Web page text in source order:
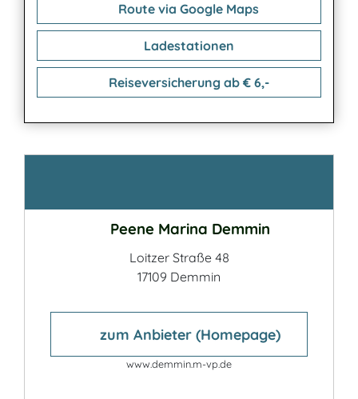
Route via Google Maps
Ladestationen
Reiseversicherung ab € 6,-
Peene Marina Demmin
Loitzer Straße 48
17109 Demmin
zum Anbieter (Homepage)
www.demmin.m-vp.de